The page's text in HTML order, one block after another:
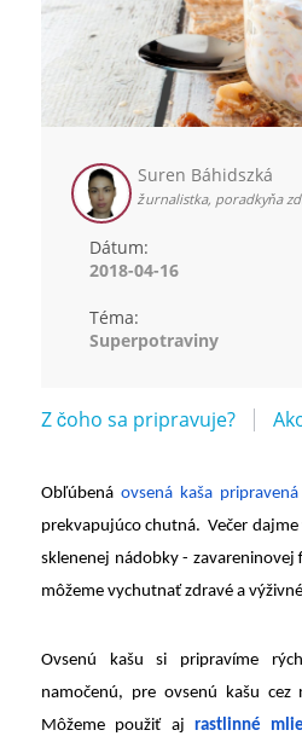
Suren Báhidszká
žurnalistka, poradkyňa
Dátum:
2018-04-16
Téma:
Superpotraviny
Z čoho sa pripravuje?
Obľúbenáovsená kaša
prekvapujúco chutná. Večer
sklenenej nádobky - zavareninovej
môžeme vychutnať zdravé a
Ovsenú kašu si pripravíme
namočenú, pre ovsenú kašu cez
Môžeme použiť aj rastlinné